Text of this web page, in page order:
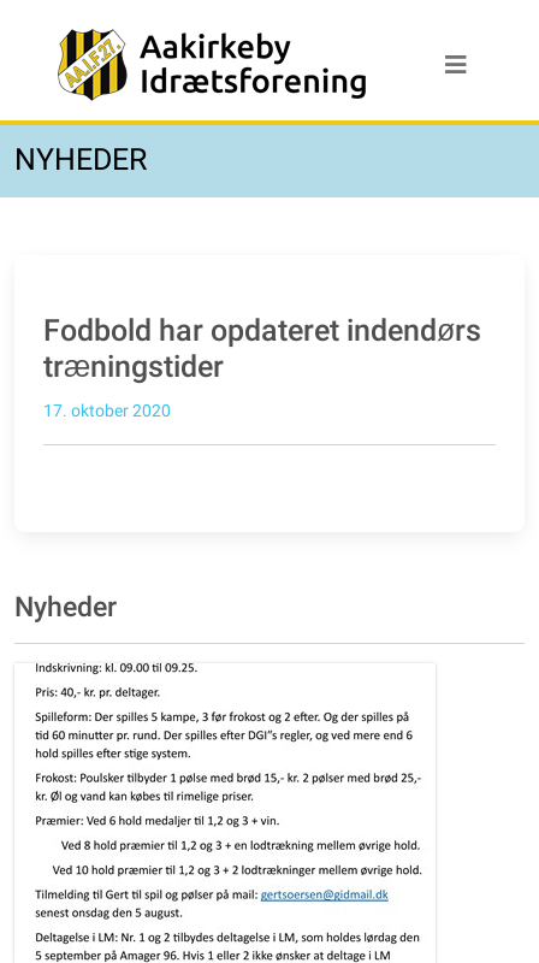
NYHEDER
Fodbold har opdateret indendørs
træningstider
17. oktober 2020
Nyheder